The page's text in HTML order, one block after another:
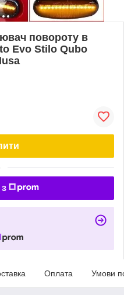
повороту в
Evo Stilo Qubo
Оплата Умови